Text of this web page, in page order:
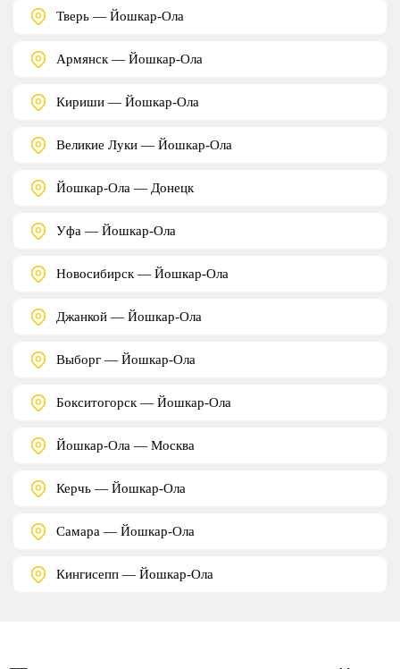
Тверь — Йошкар-Ола
Армянск — Йошкар-Ола
Кириши — Йошкар-Ола
Великие Луки — Йошкар-Ола
Йошкар-Ола — Донецк
Уфа — Йошкар-Ола
Новосибирск — Йошкар-Ола
Джанкой — Йошкар-Ола
Выборг — Йошкар-Ола
Бокситогорск — Йошкар-Ола
Йошкар-Ола — Москва
Керчь — Йошкар-Ола
Самара — Йошкар-Ола
Кингисепп — Йошкар-Ола